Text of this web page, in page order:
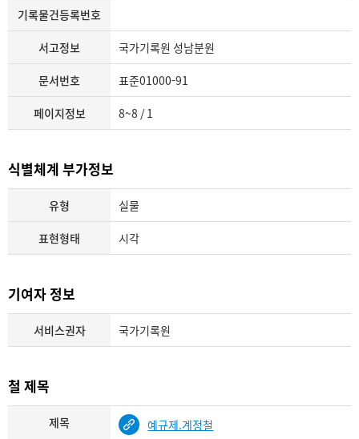
기록물건등록번호
서고정보 국가기록원 성남분원
문서번호 표준01000-91
페이지정보 8~8 / 1
식별체계 부가정보
유형 실물
표현형태 시각
기여자 정보
서비스권자 국가기록원
철 제목
제목 예규제.계정철